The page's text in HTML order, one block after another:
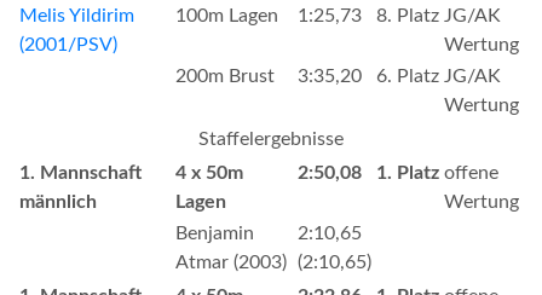
Melis Yildirim
(2001/PSV)
100m Lagen 1:25,73 8. Platz JG/AK
Wertung
200m Brust
3:35,20 6. Platz JG/AK
Wertung
Staffelergebnisse
1. Mannschaft
männlich
4 x 50m
Lagen
2:50,08 1. Platz offene
Wertung
Benjamin
Atmar (2003)
2:10,65
(2:10,65)